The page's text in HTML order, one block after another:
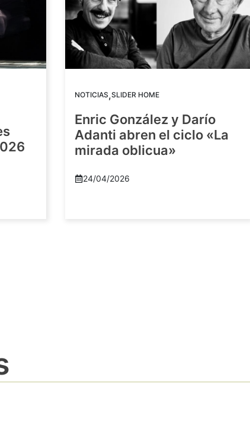
NOTICIAS,SLIDER HOME
Enric González y Darío
Adanti abren el ciclo «La
mirada oblicua»
24/04/2026